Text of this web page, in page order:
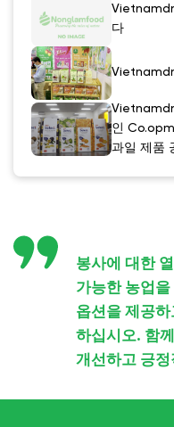
다
인
과일 제품
봉사에 대한
가능한 농업
옵션을 제공
하십시오. 함
개선하고 긍